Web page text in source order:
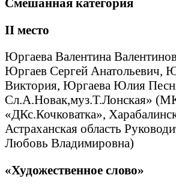
II место
Юргаева Валентина
Юргаев Сергей Анатольевич,
Виктория, Юргаева Юлия
Сл.А.Новак,муз.Т.Лонская»
«ДКс.Кочковатка»,
Астраханская область
Любовь Владимировна)
«Художественное слово»